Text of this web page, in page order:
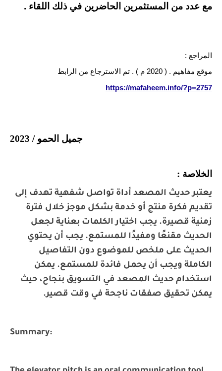
مع عدد من المستثمرين الحاضرين في ذلك اللقاء .
المراجع :
موقع مفاهيم . ( 2020 م ) . تم الاسترجاع من الرابط
https://mafaheem.info/?p=2757
جميل الحمو / 2023
الخلاصة :
يعتبر حديث المصعد أداة تواصل شفهية تهدف إلى
تقديم فكرة منتج أو خدمة بشكل موجز خلال فترة
زمنية قصيرة. يجب اختيار الكلمات بعناية لجعل
الحديث مقنعًا ومفيدًا للمستمع. يجب أن يحتوي
الحديث على ملخص للموضوع دون التفاصيل
الكاملة ويجب أن يحمل فائدة للمستمع. يمكن
استخدام حديث المصعد في التسويق بنجاح، حيث
يمكن تحقيق صفقات ناجحة في وقت قصير.
Summary: